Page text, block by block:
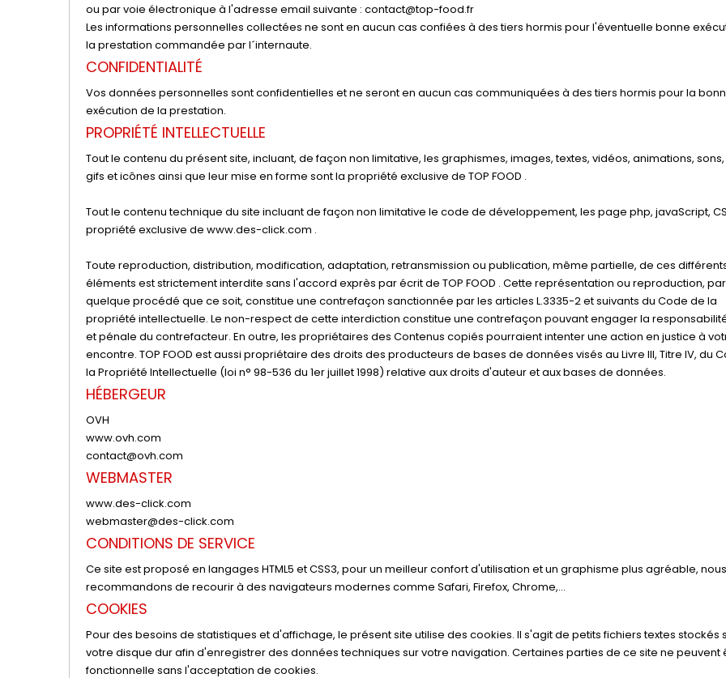
ou par voie électronique à l'adresse email suivante : contact@top-food.fr
Les informations personnelles collectées ne sont en aucun cas confiées à des tiers hormis pour l'éventuelle bonne
la prestation commandée par l´internaute.
CONFIDENTIALITÉ
Vos données personnelles sont confidentielles et ne seront en aucun cas communiquées à des tiers hormis pour la
exécution de la prestation.
PROPRIÉTÉ INTELLECTUELLE
Tout le contenu du présent site, incluant, de façon non limitative, les graphismes, images, textes, vidéos, animations,
gifs et icônes ainsi que leur mise en forme sont la propriété exclusive de TOP FOOD .
Tout le contenu technique du site incluant de façon non limitative le code de développement, les page php, javaScript,
propriété exclusive de www.des-click.com .
Toute reproduction, distribution, modification, adaptation, retransmission ou publication, même partielle, de ces
éléments est strictement interdite sans l'accord exprès par écrit de TOP FOOD . Cette représentation ou reproduction, par
quelque procédé que ce soit, constitue une contrefaçon sanctionnée par les articles L.3335-2 et suivants du Code de la
propriété intellectuelle. Le non-respect de cette interdiction constitue une contrefaçon pouvant engager la
et pénale du contrefacteur. En outre, les propriétaires des Contenus copiés pourraient intenter une action en justice à
encontre. TOP FOOD est aussi propriétaire des droits des producteurs de bases de données visés au Livre III, Titre IV, du
la Propriété Intellectuelle (loi n° 98-536 du 1er juillet 1998) relative aux droits d'auteur et aux bases de données.
HÉBERGEUR
OVH
www.ovh.com
contact@ovh.com
WEBMASTER
www.des-click.com
webmaster@des-click.com
CONDITIONS DE SERVICE
Ce site est proposé en langages HTML5 et CSS3, pour un meilleur confort d'utilisation et un graphisme plus agréable,
recommandons de recourir à des navigateurs modernes comme Safari, Firefox, Chrome,...
COOKIES
Pour des besoins de statistiques et d'affichage, le présent site utilise des cookies. Il s'agit de petits fichiers textes stockés
votre disque dur afin d'enregistrer des données techniques sur votre navigation. Certaines parties de ce site ne peuvent
fonctionnelle sans l'acceptation de cookies.